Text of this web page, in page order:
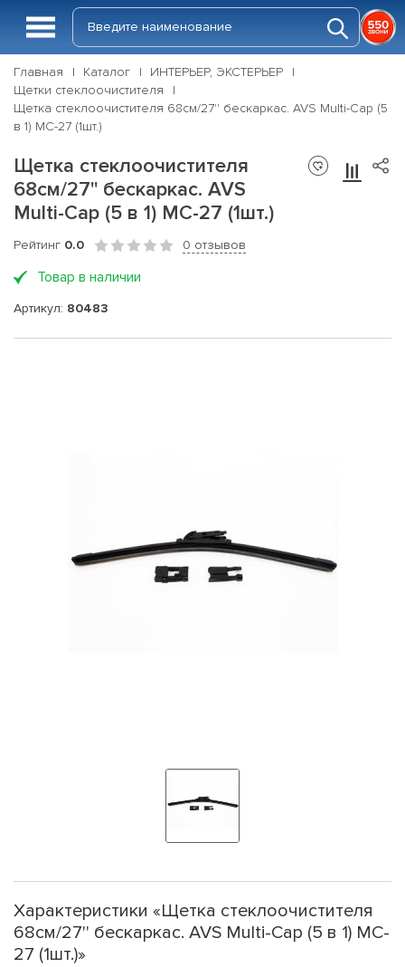
Главная Каталог
ИНТЕРЬЕР, ЭКСТЕРЬЕР
Щетки стеклоочистителя
Щетка стеклоочистителя 68см/27'' бескаркас. AVS Multi-Cap (5
в 1) MC-27 (1шт.)
Щетка стеклоочистителя
68см/27'' бескаркас. AVS
Multi-Cap (5 в 1) MC-27 (1шт.)
Рейтинг 0.0 0 отзывов
Товар в наличии
Артикул: 80483
Характеристики «Щетка стеклоочистителя
68см/27'' бескаркас. AVS Multi-Cap (5 в 1) MC-
27 (1шт.)»